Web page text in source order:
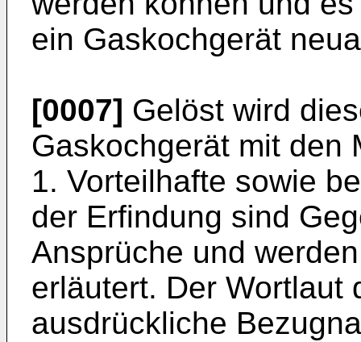
ein Gaskochgerät
[0007] Gelöst wird
Gaskochgerät mit den
1. Vorteilhafte sowie
der Erfindung sind
Ansprüche und
erläutert. Der Wortlaut
ausdrückliche